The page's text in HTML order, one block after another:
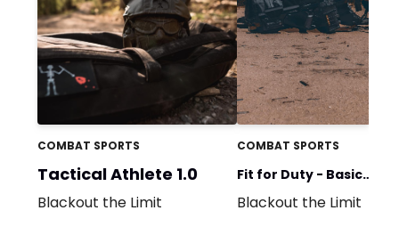
COMBAT SPORTS
Tactical Athlete 1.0
Blackout the Limit
COMBAT SPORTS
Fit for Duty - Basic
Training
Blackout the Limit